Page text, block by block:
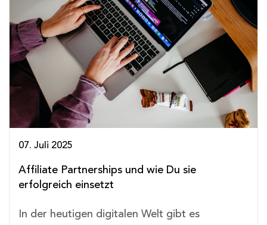
07. Juli 2025
Affiliate Partnerships und wie Du sie
erfolgreich einsetzt
In der heutigen digitalen Welt gibt es